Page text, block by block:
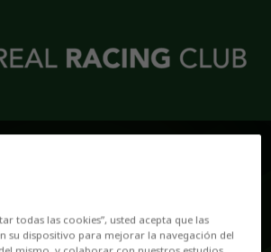
todas las cookies”, usted acepta que las
su dispositivo para mejorar la navegación del